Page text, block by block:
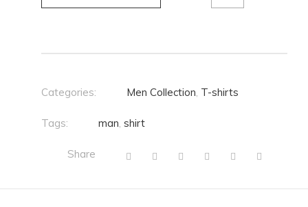
Categories: Men Collection, T-shirts
Tags: man, shirt
Share